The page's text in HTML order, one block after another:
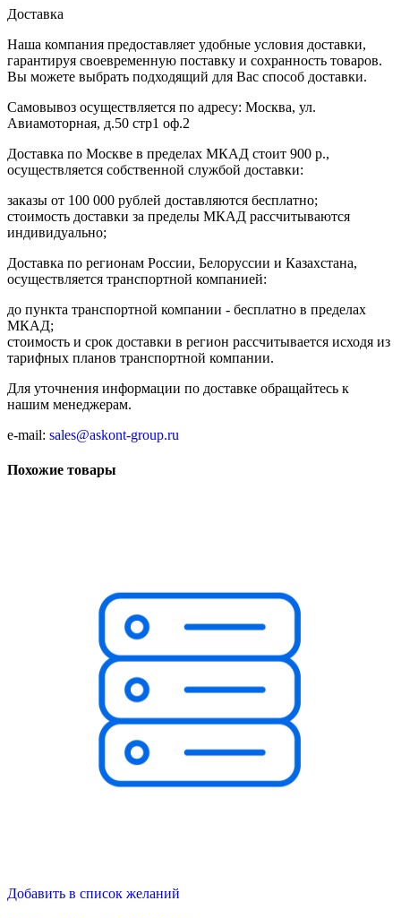
Доставка
Наша компания предоставляет удобные условия доставки,
гарантируя своевременную поставку и сохранность товаров.
Вы можете выбрать подходящий для Вас способ доставки.
Самовывоз осуществляется по адресу: Москва, ул.
Авиамоторная, д.50 стр1 оф.2
Доставка по Москве в пределах МКАД стоит 900 р.,
осуществляется собственной службой доставки:
заказы от 100 000 рублей доставляются бесплатно;
cтоимость доставки за пределы МКАД рассчитываются
индивидуально;
Доставка по регионам России, Белоруссии и Казахстана,
осуществляется транспортной компанией:
до пункта транспортной компании - бесплатно в пределах
МКАД;
стоимость и срок доставки в регион рассчитывается исходя из
тарифных планов транспортной компании.
Для уточнения информации по доставке обращайтесь к
нашим менеджерам.
e-mail: sales@askont-group.ru
Похожие товары
Добавить в список желаний